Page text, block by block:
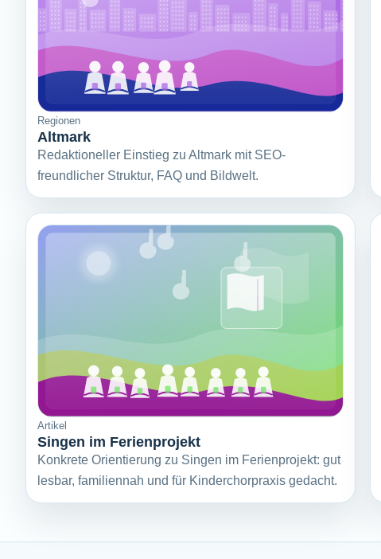
Regionen
Altmark
Redaktioneller Einstieg zu Altmark mit SEO-
freundlicher Struktur, FAQ und Bildwelt.
Artikel
Singen im Ferienprojekt
Konkrete Orientierung zu Singen im Ferienprojekt: gut
lesbar, familiennah und für Kinderchorpraxis gedacht.